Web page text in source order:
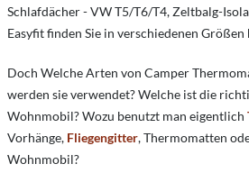
Schlafdächer - VW T5/T6/T4, Zeltbalg-
Easyfitfinden Sie in verschiedenen Größen
Doch Welche Arten von Camper
werden sie verwendet? Welche ist die
Wohnmobil? Wozu benutzt man eigentlich
Vorhänge, Fliegengitter, Thermomatten
Wohnmobil?